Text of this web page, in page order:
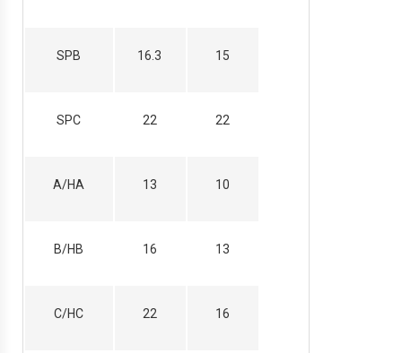
SPB 16.3 15
SPC 22 22
A/HA 13 10
B/HB 16 13
C/HC 22 16